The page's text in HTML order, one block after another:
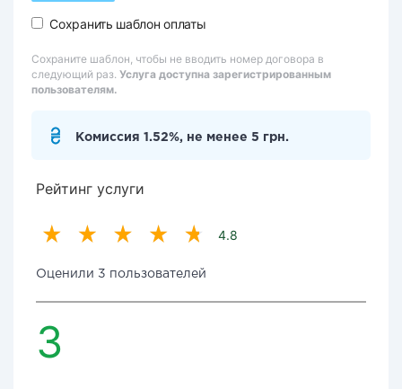
Сохранить шаблон оплаты
Сохраните шаблон, чтобы не вводить номер договора в
следующий раз. Услуга доступна зарегистрированным
пользователям.
Комиссия 1.52%, не менее 5 грн.
Рейтинг услуги
4.8
Оценили 3 пользователей
3